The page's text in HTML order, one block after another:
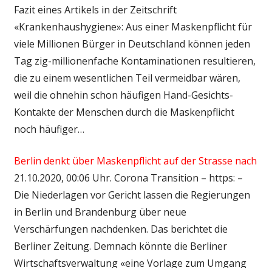
Fazit eines Artikels in der Zeitschrift
«Krankenhaushygiene»: Aus einer Maskenpflicht für
viele Millionen Bürger in Deutschland können jeden
Tag zig-millionenfache Kontaminationen resultieren,
die zu einem wesentlichen Teil vermeidbar wären,
weil die ohnehin schon häufigen Hand-Gesichts-
Kontakte der Menschen durch die Maskenpflicht
noch häufiger…
Berlin denkt über Maskenpflicht auf der Strasse nach
21.10.2020, 00:06 Uhr. Corona Transition – https: –
Die Niederlagen vor Gericht lassen die Regierungen
in Berlin und Brandenburg über neue
Verschärfungen nachdenken. Das berichtet die
Berliner Zeitung. Demnach könnte die Berliner
Wirtschaftsverwaltung «eine Vorlage zum Umgang